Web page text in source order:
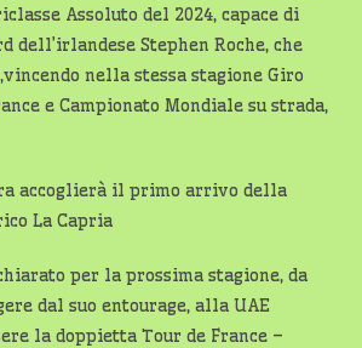
Assoluto del 2024, capace di
dell’irlandese Stephen Roche, che
nella stessa stagione Giro
e Campionato Mondiale su strada,
per la prossima stagione, da
dal suo entourage, alla UAE
la doppietta Tour de France –